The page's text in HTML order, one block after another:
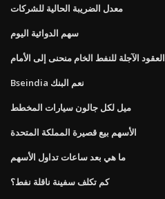
معدل الضريبة الحالية للشركات
سهم الدوائية اليوم
العقود الآجلة للنفط الخام منحنى إلى الأمام
Bseindia نعم البنك
ميل لكل جالون سيارات المخطط
الأسهم بيع قصيرة المملكة المتحدة
ما هي بعد ساعات تداول الأسهم
كم تكلف سفينة ناقلة نفط؟